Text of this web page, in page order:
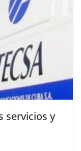
servicios y